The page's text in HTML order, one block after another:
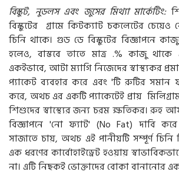
বিস্কুট, নুডলস এবং জুসের মিথ্যা মার্কেটিং:
বিস্কুটের গ্রামে কিটক্যাট চকলেটের
চিনি থাকে। গুড ডে বিস্কুটের বিজ্ঞাপনে
হলেও, বাস্তবে তাতে মাত্র .% কাজু থাকে
একইভাবে, আটা ম্যাগি নিজেদের স্বাস্থ্যকর
প্যাকেট ব্যবহার করে এবং 'টি রুটির সমান
করে, অথচ এর একটি প্যাকেটেই প্রায়
শিশুদের স্বাস্থ্যের জন্য চরম ক্ষতিকর। রুহ
বিজ্ঞাপনে 'নো ফ্যাট' (No Fat) দাবি করে
সাজাতে চায়, অথচ এই পানীয়টি সম্পূর্ণ চিনি
এক ধরণের কার্বোহাইড্রেট হওয়ায়
না। এটি নিছকই ভোক্তাদের বোকা বানানোর